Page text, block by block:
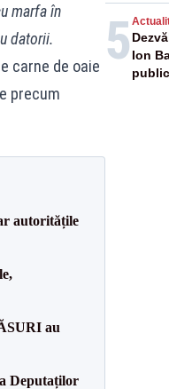
marfa în
datorii.
carne de oaie
precum
autoritățile
au
Deputaților
5 Ion